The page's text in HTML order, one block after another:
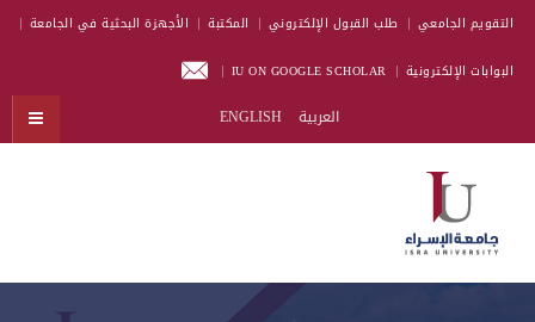
التقويم الجامعي طلب القبول الإلكتروني المكتبة الأجهزة البحثية في الجامعة
البوابات الإلكترونية IU ON GOOGLE SCHOLAR
العربية ENGLISH